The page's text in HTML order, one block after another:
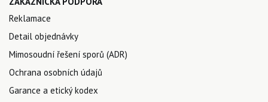
Reklamace
Detail objednávky
Mimosoudní řešení sporů (ADR)
Ochrana osobních údajů
Garance a etický kodex